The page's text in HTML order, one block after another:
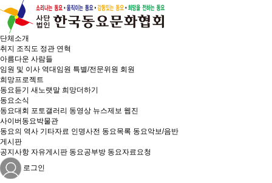
단체소개
취지 조직도 정관 연혁
아름다운 사람들
임원 및 이사 역대임원 특별/전문위원 회원
희망프로젝트
동요듣기 새노랫말 희망더하기
동요소식
동요대회 포토갤러리 동영상 뉴스제보 웹진
사이버동요박물관
동요의 역사 기타자료 인명사전 동요목록 동요악보/음반
게시판
공지사항 자유게시판 동요공부방 동요자료요청
로그인